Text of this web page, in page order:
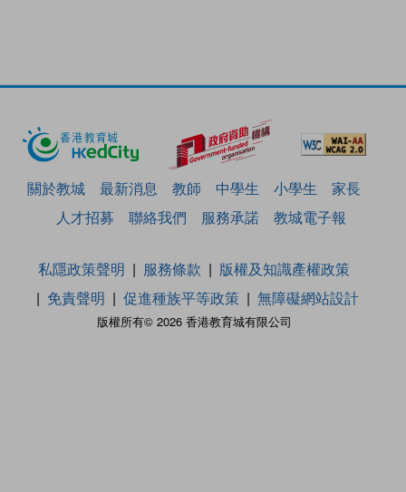
關於教城 最新消息 教師 中學生 小學生
家長
人才招募
聯絡我們 服務承諾 教城電子報
版權所有© 2026 香港教育城有限公司
私隱政策聲明 服務條款
版權及知識產權政策
免責聲明
促進種族平等政策 無障礙網站設計